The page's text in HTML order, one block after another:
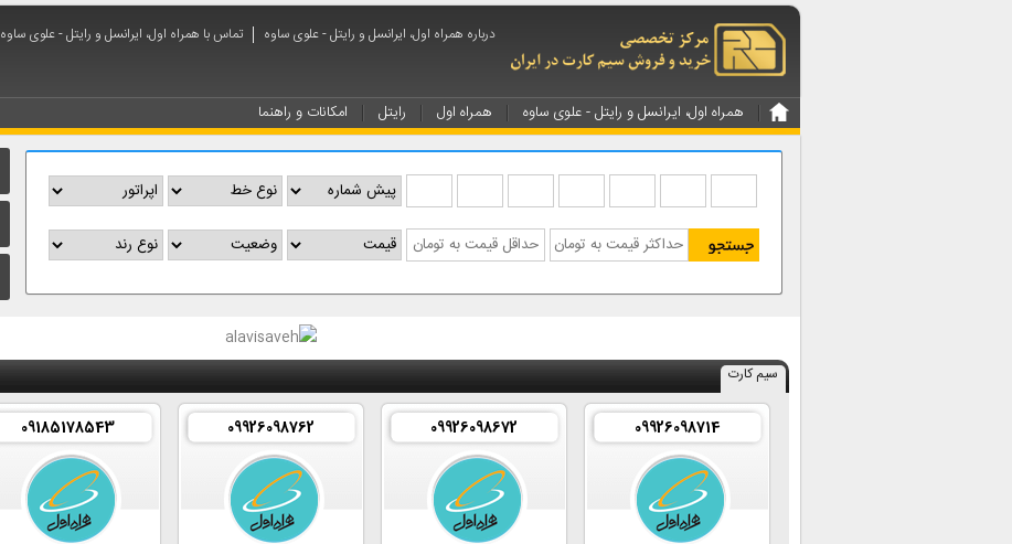
درباره همراه اول، ایرانسل و رایتل - علوی ساوه تماس با همراه اول، ایرانسل و رایتل - علوی ساوه
همراه اول، ایرانسل و رایتل - علوی ساوه همراه اول رایتل امکانات و راهنما
سیم کارت
09926098714
09926098672
09926098762
09185178543